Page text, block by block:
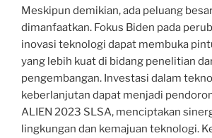
Meskipun demikian, ada peluang
dimanfaatkan. Fokus Biden pada
inovasi teknologi dapat membuka
yang lebih kuat di bidang penelitian
pengembangan. Investasi dalam
keberlanjutan dapat menjadi
ALIEN 2023 SLSA, menciptakan
lingkungan dan kemajuan teknologi.